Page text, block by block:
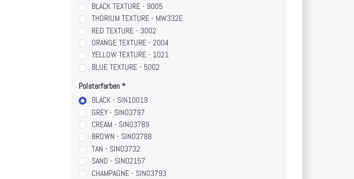
BLACK TEXTURE - 9005
THORIUM TEXTURE - MW332E
RED TEXTURE - 3002
ORANGE TEXTURE - 2004
YELLOW TEXTURE - 1021
BLUE TEXTURE - 5002
Polsterfarben
BLACK - SIN10019
GREY - SIN03797
CREAM - SIN03789
BROWN - SIN03788
TAN - SIN03732
SAND - SIN02157
CHAMPAGNE - SIN03793